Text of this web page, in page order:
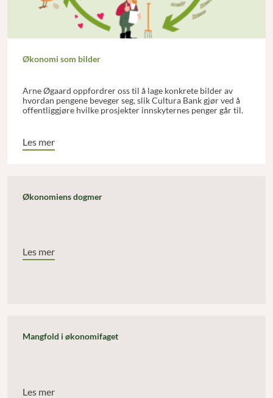
Økonomi som bilder
Arne Øgaard oppfordrer oss til å lage konkrete bilder av
hvordan pengene beveger seg, slik Cultura Bank gjør ved å
offentliggjøre hvilke prosjekter innskyternes penger går til.
Les mer
Økonomiens dogmer
Les mer
Mangfold i økonomifaget
Les mer